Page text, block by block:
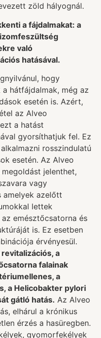
zöld hályognál.
a fájdalmakat: a
való
hatásával.
hogy
hátfájdalmak, még az
esetén is. Azért,
az Alveo
a hatást
gyorsíthatjuk fel. Ez
rosszindulatú
esetén. Az Alveo
jelenthet,
vagy
azelőtt
lettek
emésztőcsatorna és
is. Ez esetben
érvényesül.
a
falainak
a
a Helicobakter pylori
gátló hatás. Az Alveo
elhárul a krónikus
érzés a hasüregben.
gyomorfekélyek